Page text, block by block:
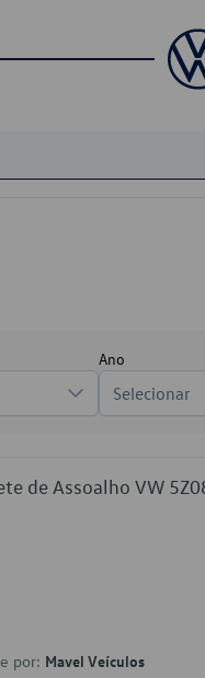
Ano
Selecionar
de Assoalho VW
por: Mavel Veículos